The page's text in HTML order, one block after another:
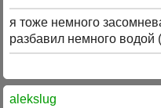
я тоже немного
разбавил немного водой
alekslug